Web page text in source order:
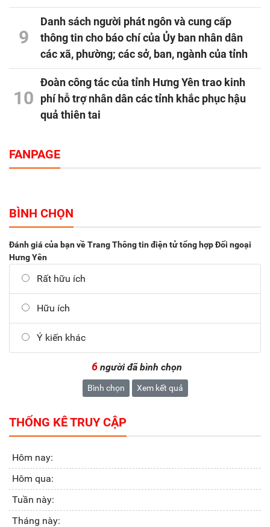
9
Danh sách người phát ngôn và cung cấp
thông tin cho báo chí của Ủy ban nhân dân
các xã, phường; các sở, ban, ngành của tỉnh
10
Đoàn công tác của tỉnh Hưng Yên trao kinh
phí hỗ trợ nhân dân các tỉnh khắc phục hậu
quả thiên tai
FANPAGE
BÌNH CHỌN
Đánh giá của bạn về Trang Thông tin điện tử tổng hợp Đối ngoại
Hưng Yên
Rất hữu ích
Hữu ích
Ý kiến khác
6 người đã bình chọn
Bình chọn Xem kết quả
THỐNG KÊ TRUY CẬP
Hôm nay:
Hôm qua:
Tuần này:
Tháng này: